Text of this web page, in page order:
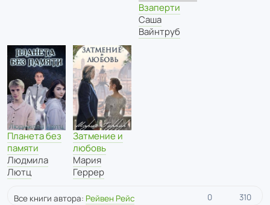
Взаперти
Саша
Вайнтруб
Планета без
памяти
Людмила
Лютц
Затмение и
любовь
Мария
Геррер
Все книги автора: Рейвен Рейс 0 310